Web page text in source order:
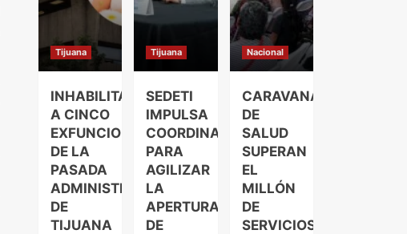
Tijuana
INHABILITAN
A CINCO
EXFUNCIONARIOS
DE LA
PASADA
ADMINISTRACIÓN
DE
TIJUANA
Tijuana
SEDETI
IMPULSA
COORDINACIÓN
PARA
AGILIZAR
LA
APERTURA
DE
Nacional
CARAVANAS
DE
SALUD
SUPERAN
EL
MILLÓN
DE
SERVICIOS